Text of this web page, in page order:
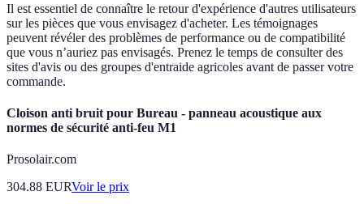
Il est essentiel de connaître le retour d'expérience d'autres utilisateurs
sur les pièces que vous envisagez d'acheter. Les témoignages
peuvent révéler des problèmes de performance ou de compatibilité
que vous n’auriez pas envisagés. Prenez le temps de consulter des
sites d'avis ou des groupes d'entraide agricoles avant de passer votre
commande.
Cloison anti bruit pour Bureau - panneau acoustique aux
normes de sécurité anti-feu M1
Prosolair.com
304.88 EURVoir le prix